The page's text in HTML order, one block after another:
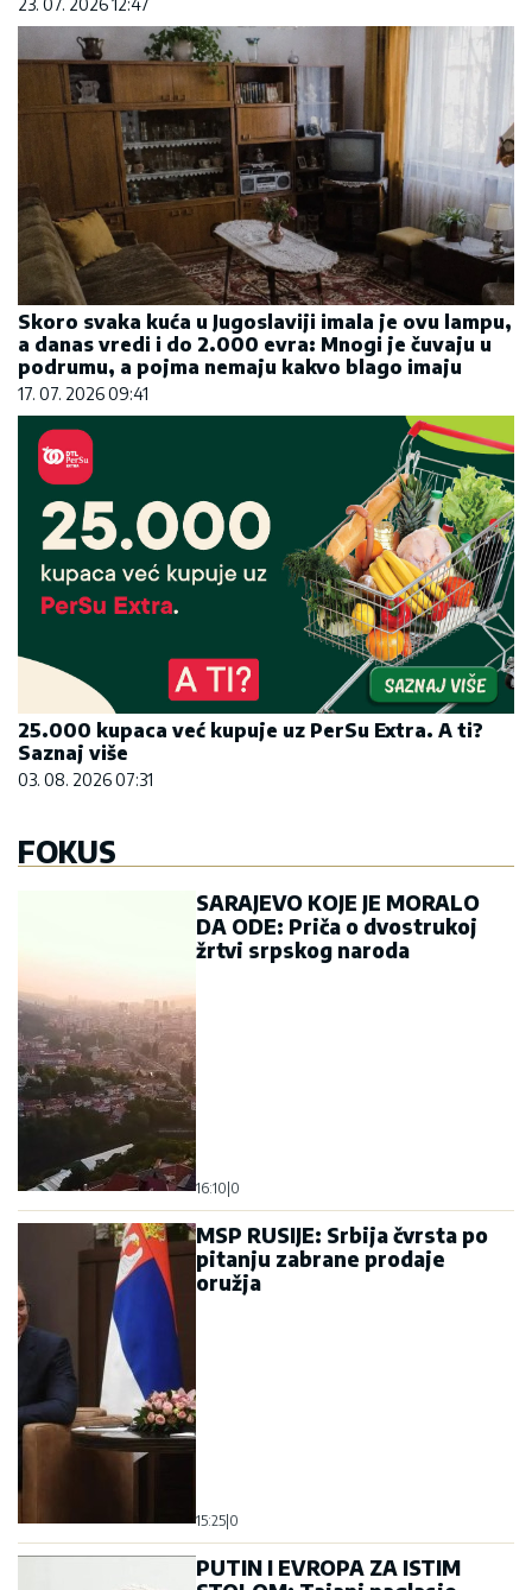
23. 07. 2026 12:47
Skoro svaka kuća u Jugoslaviji imala je ovu lampu,
a danas vredi i do 2.000 evra: Mnogi je čuvaju u
podrumu, a pojma nemaju kakvo blago imaju
17. 07. 2026 09:41
25.000 kupaca već kupuje uz PerSu Extra. A ti?
Saznaj više
03. 08. 2026 07:31
FOKUS
SARAJEVO KOJE JE MORALO
DA ODE: Priča o dvostrukoj
žrtvi srpskog naroda
16:10 0
MSP RUSIJE: Srbija čvrsta po
pitanju zabrane prodaje
oružja
15:25 0
PUTIN I EVROPA ZA ISTIM